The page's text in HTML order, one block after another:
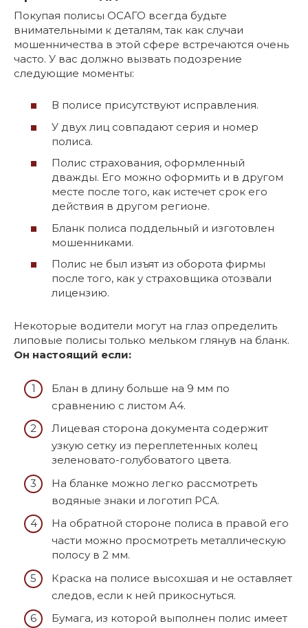
Покупая полисы ОСАГО всегда будьте
внимательными к деталям, так как случаи
мошенничества в этой сфере встречаются очень
часто. У вас должно вызвать подозрение
следующие моменты:
В полисе присутствуют исправления.
У двух лиц совпадают серия и номер
полиса.
Полис страхования, оформленный
дважды. Его можно оформить и в другом
месте после того, как истечет срок его
действия в другом регионе.
Бланк полиса поддельный и изготовлен
мошенниками.
Полис не был изъят из оборота фирмы
после того, как у страховщика отозвали
лицензию.
Некоторые водители могут на глаз определить
липовые полисы только мельком глянув на бланк.
Он настоящий если:
Блан в длину больше на 9 мм по
сравнению с листом А4.
Лицевая сторона документа содержит
узкую сетку из переплетенных колец
зеленовато-голубоватого цвета.
На бланке можно легко рассмотреть
водяные знаки и логотип РСА.
На обратной стороне полиса в правой его
части можно просмотреть металлическую
полосу в 2 мм.
Краска на полисе высохшая и не оставляет
следов, если к ней прикоснуться.
Бумага, из которой выполнен полис имеет